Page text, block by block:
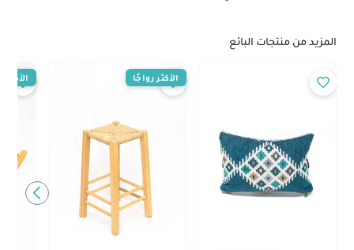
المزيد من منتجات البائع
الأكثر رواجًا الأكثر